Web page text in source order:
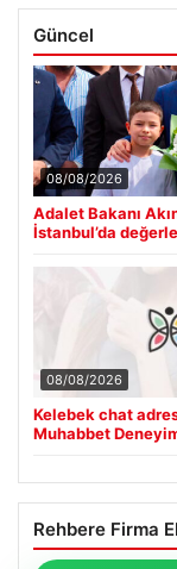
Güncel
08/08/2026
Adalet Bakanı
İstanbul’da
08/08/2026
Kelebek chat
Muhabbet
Rehbere Firma